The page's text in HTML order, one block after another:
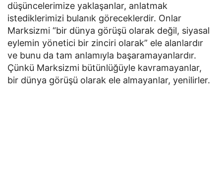
düşüncelerimize yaklaşanlar, anlatmak
istediklerimizi bulanık göreceklerdir. Onlar
Marksizmi “bir dünya görüşü olarak değil, siyasal
eylemin yönetici bir zinciri olarak” ele alanlardır
ve bunu da tam anlamıyla başaramayanlardır.
Çünkü Marksizmi bütünlüğüyle kavramayanlar,
bir dün­ya görüşü olarak ele almayanlar, yenilirler.